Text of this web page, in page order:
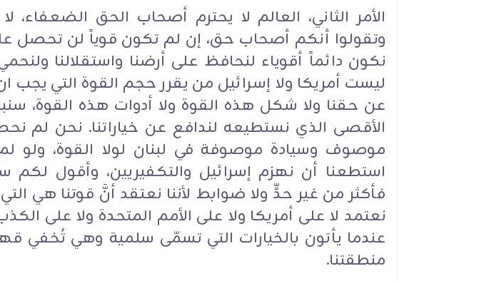
الأمر الثاني، العالم لا يحترم أصحاب الحق الضعفاء،
وتقولوا أنكم أصحاب حق، إن لم تكون قوياً لن تحصل
نكون دائماً أقوياء لنحافظ على أرضنا واستقلالنا ولنحمي
ليست أمريكا ولا إسرائيل من يقرر حجم القوة التي يجب
عن حقنا ولا شكل هذه القوة ولا أدوات هذه القوة،
الأقصى الذي نستطيعه لندافع عن خياراتنا. نحن لم
موصوف وسيادة موصوفة في لبنان لولا القوة، ولو لم
استطعنا أن نهزم إسرائيل والتكفيريين، وأقول لكم
فأكثر من غير حدٍّ ولا ضوابط لأننا نعتقد أنَّ قوتنا هي التي
نعتمد لا على أمريكا ولا على الأمم المتحدة ولا على
عندما يأتون بالخيارات التي تسمّى سلمية وهي تُخفي
منطقتنا.